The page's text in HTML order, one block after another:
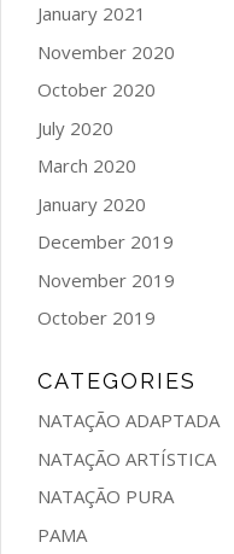
January 2021
November 2020
October 2020
July 2020
March 2020
January 2020
December 2019
November 2019
October 2019
CATEGORIES
NATAÇÃO ADAPTADA
NATAÇÃO ARTÍSTICA
NATAÇÃO PURA
PAMA